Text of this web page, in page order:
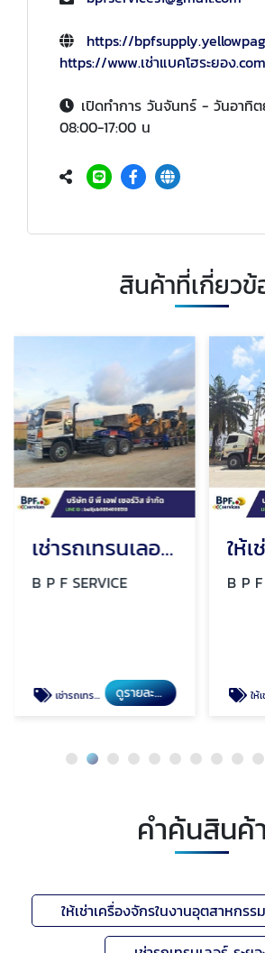
https://
https://www.เช่าแบคโฮระยอง.com
เปิดทำการ วันจันทร์ - วันอาทิต
08:00-17:00 น
สินค้าที่เกี่ยวข้
เช่ารถเทรนเลอร์ ระยอง
B P F SERVICE
เช่ารถเทรนเลอร์ ระยอง ดูรายละเอียด
B P
ให้เช่า
คำค้นสินค้า
ให้เช่าเครื่องจักรในงานอุตสาหกร